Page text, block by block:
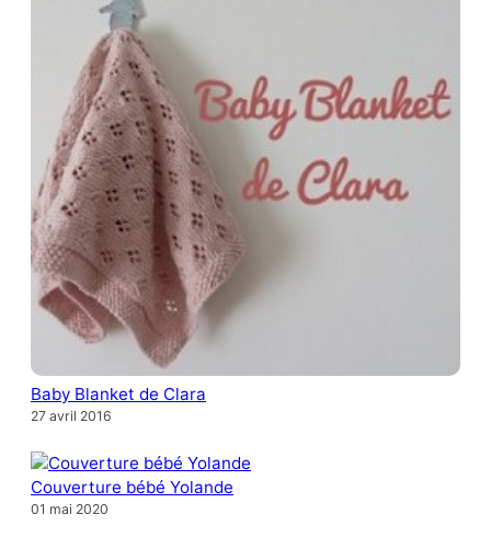
Baby Blanket de Clara
27 avril 2016
Couverture bébé Yolande
01 mai 2020